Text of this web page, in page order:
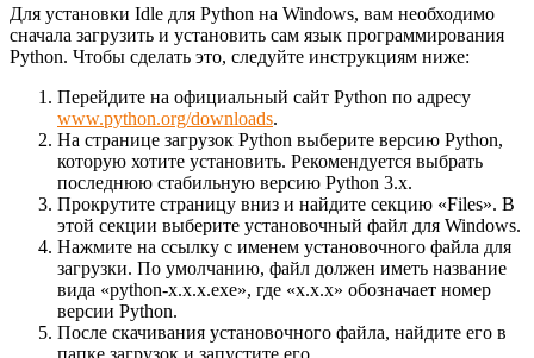
Для установки Idle для Python на Windows, вам необходимо
сначала загрузить и установить сам язык программирования
Python. Чтобы сделать это, следуйте инструкциям ниже:
Перейдите на официальный сайт Python по адресу
www.python.org/downloads.
На странице загрузок Python выберите версию Python,
которую хотите установить. Рекомендуется выбрать
последнюю стабильную версию Python 3.x.
Прокрутите страницу вниз и найдите секцию «Files». В
этой секции выберите установочный файл для Windows.
Нажмите на ссылку с именем установочного файла для
загрузки. По умолчанию, файл должен иметь название
вида «python-x.x.x.exe», где «x.x.x» обозначает номер
версии Python.
После скачивания установочного файла, найдите его в
папке загрузок и запустите его.